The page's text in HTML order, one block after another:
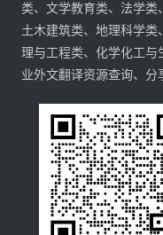
类、文学教育类、法学类
土木建筑类、地理科学
理与工程类、化学化工与
业外文翻译资源查询、分